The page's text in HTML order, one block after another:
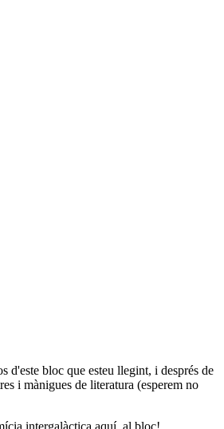
d'este bloc que esteu llegint, i després de
i mànigues de literatura (esperem no
intergalàctica aquí, al bloc!